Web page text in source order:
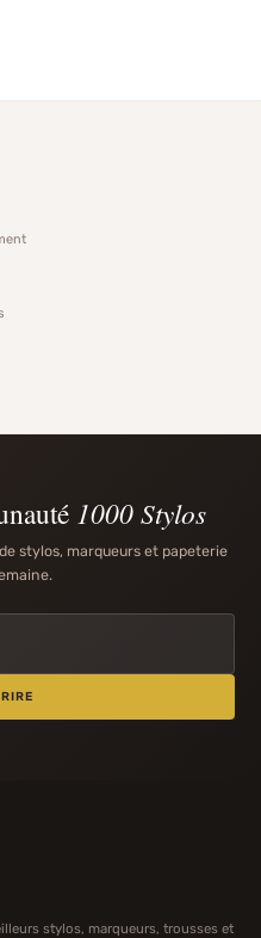
1000 Stylos
stylos, marqueurs et papeterie
stylos, marqueurs, trousses et